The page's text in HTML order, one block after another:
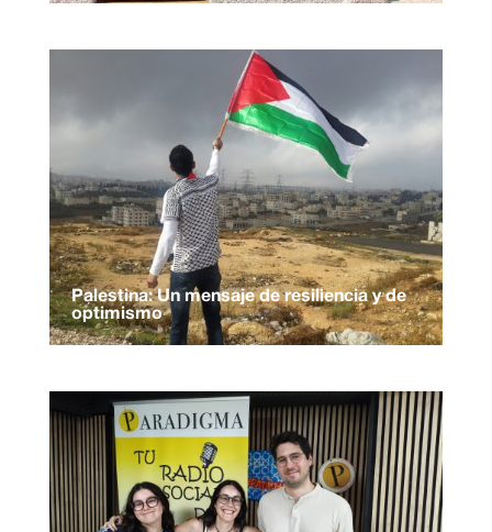
Palestina: Un mensaje de resiliencia y de
optimismo